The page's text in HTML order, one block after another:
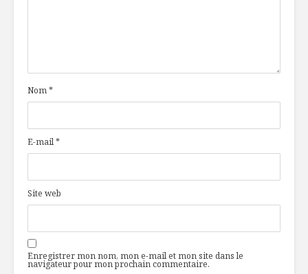
Nom*
E-mail*
Site web
Enregistrer mon nom, mon e-mail et mon site dans le
navigateur pour mon prochain commentaire.